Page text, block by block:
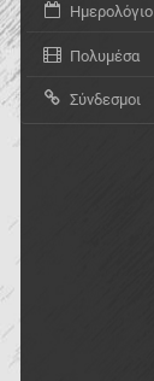
Ημερολόγιο
Πολυμέσα
Σύνδεσμοι